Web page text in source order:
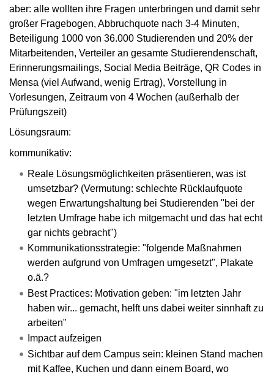
aber: alle wollten ihre Fragen unterbringen und damit sehr
großer Fragebogen, Abbruchquote nach 3-4 Minuten,
Beteiligung 1000 von 36.000 Studierenden und 20% der
Mitarbeitenden, Verteiler an gesamte Studierendenschaft,
Erinnerungsmailings, Social Media Beiträge, QR Codes in
Mensa (viel Aufwand, wenig Ertrag), Vorstellung in
Vorlesungen, Zeitraum von 4 Wochen (außerhalb der
Prüfungszeit)
Lösungsraum:
kommunikativ:
Reale Lösungsmöglichkeiten präsentieren, was ist
umsetzbar? (Vermutung: schlechte Rücklaufquote
wegen Erwartungshaltung bei Studierenden "bei der
letzten Umfrage habe ich mitgemacht und das hat echt
gar nichts gebracht")
Kommunikationsstrategie: "folgende Maßnahmen
werden aufgrund von Umfragen umgesetzt", Plakate
o.ä.?
Best Practices: Motivation geben: "im letzten Jahr
haben wir... gemacht, helft uns dabei weiter sinnhaft zu
arbeiten"
Impact aufzeigen
Sichtbar auf dem Campus sein: kleinen Stand machen
mit Kaffee, Kuchen und dann einem Board, wo